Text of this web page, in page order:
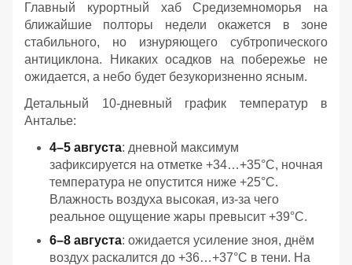
Главный курортный хаб Средиземноморья на
ближайшие полторы недели окажется в зоне
стабильного, но изнуряющего субтропического
антициклона. Никаких осадков на побережье не
ожидается, а небо будет безукоризненно ясным.
Детальный 10-дневный график температур в
Анталье:
4–5 августа: дневной максимум
зафиксируется на отметке +34…+35°C, ночная
температура не опустится ниже +25°C.
Влажность воздуха высокая, из-за чего
реальное ощущение жары превысит +39°C.
6–8 августа: ожидается усиление зноя, днём
воздух раскалится до +36…+37°C в тени. На